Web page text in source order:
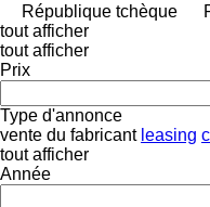
République tchèque
tout afficher
tout afficher
Prix
Type d'annonce
vente du fabricant leasing
tout afficher
Année